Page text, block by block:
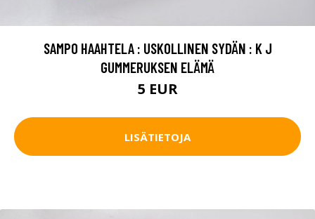
SAMPO HAAHTELA : USKOLLINEN SYDÄN : K J
GUMMERUKSEN ELÄMÄ
5 EUR
LISÄTIETOJA